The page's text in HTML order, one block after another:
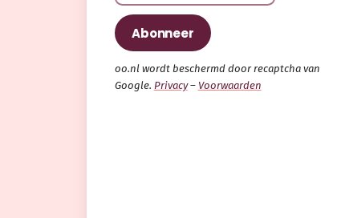
oo.nl wordt beschermd door recaptcha van
Google. Privacy– Voorwaarden